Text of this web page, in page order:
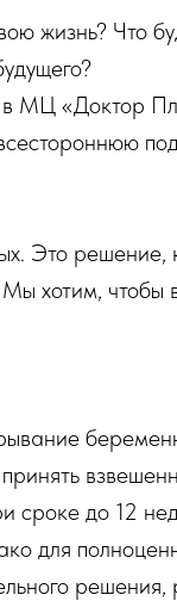
жизнь? Что
«Доктор
Это решение,
хотим,
до 12
решения,